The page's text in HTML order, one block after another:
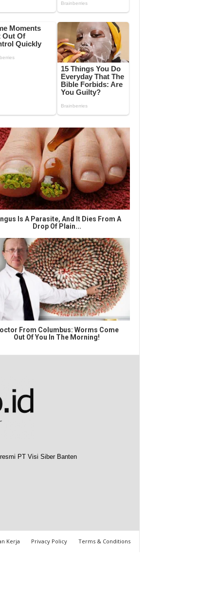
Is A Parasite, And It Dies From A
Drop Of Plain...
From Columbus: Worms Come
Out Of You In The Morning!
PT Visi Siber Banten
Kerja Privacy Policy Terms & Conditions